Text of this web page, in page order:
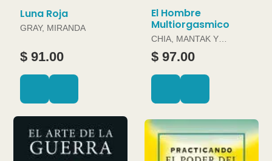
Luna Roja
GRAY, MIRANDA
$ 91.00
El Hombre
Multiorgasmico
CHIA, MANTAK Y
DOUGLAS ABRAMS
$ 97.00